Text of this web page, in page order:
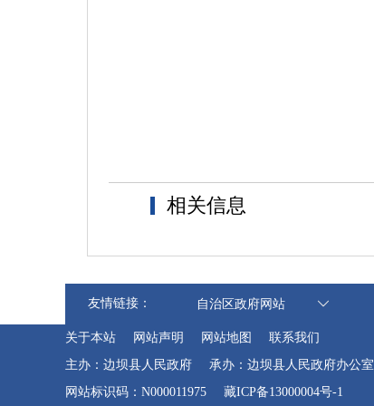
相关信息
友情链接： 自治区政府网站
关于本站 网站声明 网站地图
联系我们
主办：边坝县人民政府
承办：边坝县人民政府办公室
网站标识码：N000011975
藏ICP备13000004号-1